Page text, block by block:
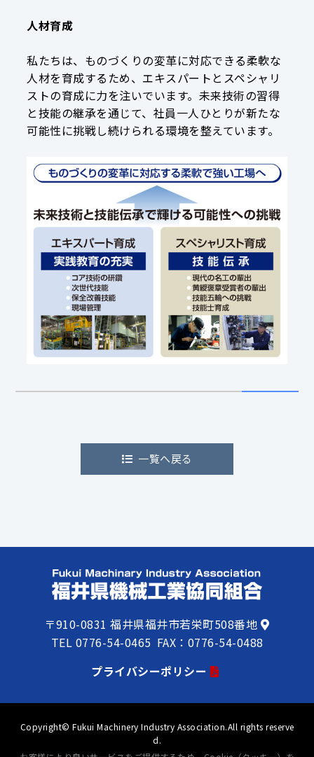
人材育成
私たちは、ものづくりの変革に対応できる柔軟な
人材を育成するため、エキスパートとスペシャリ
ストの育成に力を注いでいます。未来技術の習得
と技能の継承を通じて、社員一人ひとりが新たな
可能性に挑戦し続けられる環境を整えています。
一覧へ戻る
〒910-0831福井県福井市若栄町508番地
TEL 0776-54-0465 FAX：0776-54-0488
プライバシーポリシー
Copyright© Fukui Machinery Industry Association.All rights reserve
d.